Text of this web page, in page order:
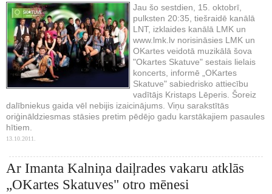
Jau šo sestdien, 15. oktobrī,
pulksten 20:35, tiešraidē kanālā
LNT, izklaides kanālā LMK un
www.lmk.lv norisināsies LMK un
OKartes veidotā muzikālā šova
"Okartes Skatuve" sestais lielais
koncerts, informē „OKartes
Skatuve" sabiedrisko attiecību
vadītājs Kristaps Lēperis. Šoreiz
dalībniekus gaida vēl nebijis izaicinājums. Viņu sarakstītās
oriģināldziesmas stāsies pretim pēdējo gadu karstākajiem pasaules
hītiem.
13.10.2011.
Ar Imanta Kalniņa daiļrades vakaru atklās
„OKartes Skatuves" otro mēnesi